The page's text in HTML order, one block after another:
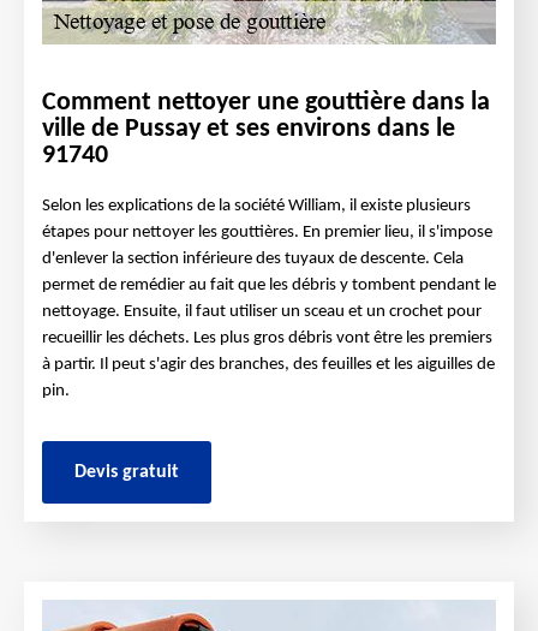
Comment nettoyer une gouttière dans la
ville de Pussay et ses environs dans le
91740
Selon les explications de la société William, il existe plusieurs
étapes pour nettoyer les gouttières. En premier lieu, il s'impose
d'enlever la section inférieure des tuyaux de descente. Cela
permet de remédier au fait que les débris y tombent pendant le
nettoyage. Ensuite, il faut utiliser un sceau et un crochet pour
recueillir les déchets. Les plus gros débris vont être les premiers
à partir. Il peut s'agir des branches, des feuilles et les aiguilles de
pin.
Devis gratuit